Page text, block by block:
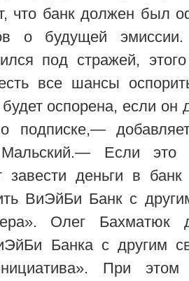
что банк должен был
о будущей
под стражей,
все шансы
оспорена, если он
Если это
завести деньги в
ВиЭйБи Банк с
Олег
Банка с другим
При